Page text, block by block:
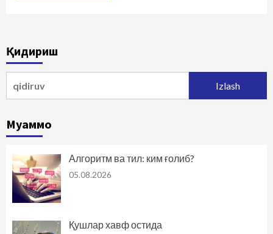
Қидириш
Муаммо
Алгоритм ва тил: ким ғолиб?
05.08.2026
Қушлар хавф остида